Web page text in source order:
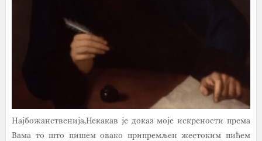
Најбожанственија,Некакав је доказ моје искрености према
Вама то што пишем овако припремљен жестоким пићем